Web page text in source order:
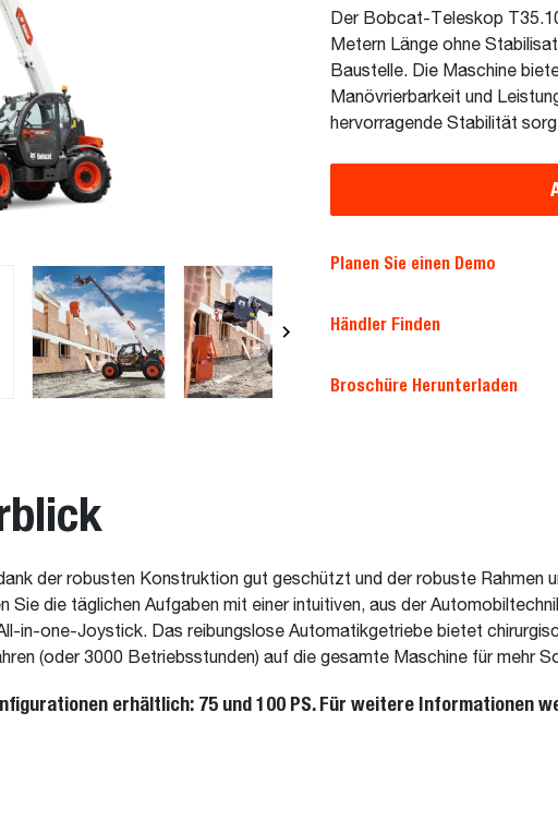
Der Bobcat-Teleskop
Metern Länge ohne
Baustelle. Die Maschine
Manövrierbarkeit und
hervorragende Stabilität
Planen Sie einen Demo
Händler Finden
Broschüre Herunterladen
der robusten Konstruktion gut geschützt und der robuste
Sie die täglichen Aufgaben mit einer intuitiven, aus der
in-one-Joystick. Das reibungslose Automatikgetriebe bietet
(oder 3000 Betriebsstunden) auf die gesamte Maschine für mehr
erhältlich: 75 und 100 PS. Für weitere Informationen